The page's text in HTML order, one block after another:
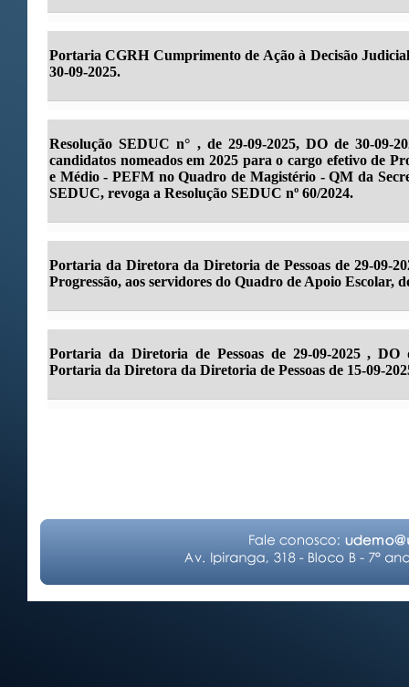
Portaria CGRH Cumprimento de Ação à Decisão
30-09-2025.
Resolução SEDUC n° , de 29-09-2025, DO de 30-09-
candidatos nomeados em 2025 para o cargo efetivo de
e Médio - PEFM no Quadro de Magistério - QM da
SEDUC, revoga a Resolução SEDUC nº 60/2024.
Portaria da Diretora da Diretoria de Pessoas de 29-09-
Progressão, aos servidores do Quadro de Apoio Escolar,
Portaria da Diretoria de Pessoas de 29-09-2025 , DO
Portaria da Diretora da Diretoria de Pessoas de 15-09-